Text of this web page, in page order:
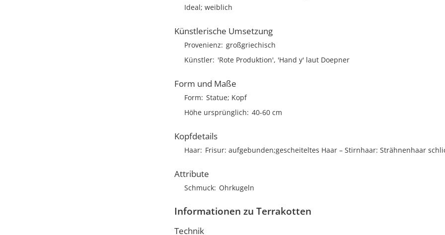
Ideal; weiblich
Künstlerische Umsetzung
Provenienz großgriechisch
Künstler 'Rote Produktion', 'Hand y' laut Doepner
Form und Maße
Form Statue; Kopf
Höhe ursprünglich 40-60 cm
Kopfdetails
Haar Frisur aufgebunden;gescheiteltes Haar Stirnhaar Strähnenhaar
Attribute
Schmuck Ohrkugeln
Informationen zu Terrakotten
Technik